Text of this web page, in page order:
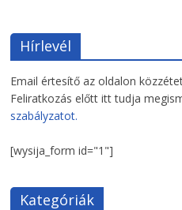
Hírlevél
Email értesítő az oldalon
Feliratkozás előtt itt tudja
szabályzatot.
[wysija_form id="1"]
Kategóriák